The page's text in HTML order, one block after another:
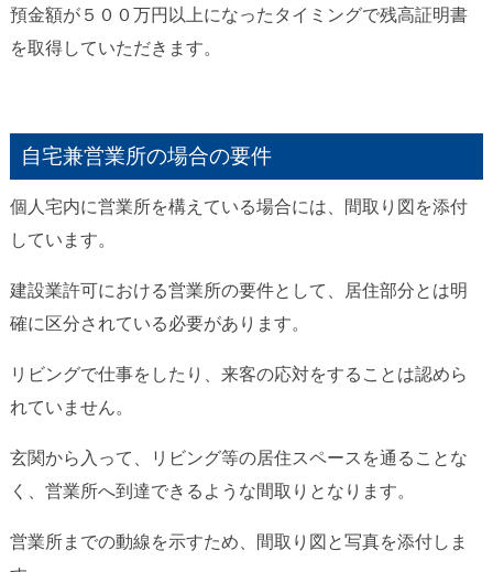
預金額が５００万円以上になったタイミングで残高証明書
を取得していただきます。
自宅兼営業所の場合の要件
個人宅内に営業所を構えている場合には、間取り図を添付
しています。
建設業許可における営業所の要件として、居住部分とは明
確に区分されている必要があります。
リビングで仕事をしたり、来客の応対をすることは認めら
れていません。
玄関から入って、リビング等の居住スペースを通ることな
く、営業所へ到達できるような間取りとなります。
営業所までの動線を示すため、間取り図と写真を添付しま